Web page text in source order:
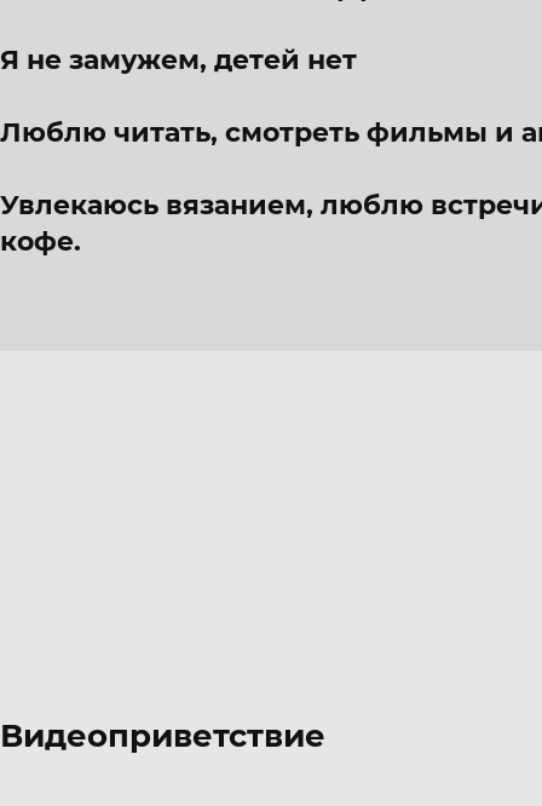
Я не замужем, детей нет
Люблю читать, смотреть фильмы и
Увлекаюсь вязанием, люблю
кофе.
Видеоприветствие